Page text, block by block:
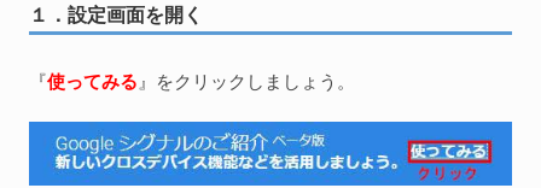
１．設定画面を開く
『使ってみる』をクリックしましょう。